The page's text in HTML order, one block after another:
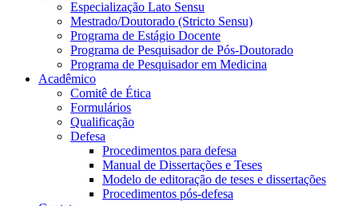
Especialização Lato Sensu
Mestrado/Doutorado (Stricto Sensu)
Programa de Estágio Docente
Programa de Pesquisador de Pós-Doutorado
Programa de Pesquisador em Medicina
Acadêmico
Comitê de Ética
Formulários
Qualificação
Defesa
Procedimentos para defesa
Manual de Dissertações e Teses
Modelo de editoração de teses e dissertações
Procedimentos pós-defesa